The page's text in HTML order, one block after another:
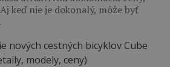
keď nie je dokonalý, môže byť